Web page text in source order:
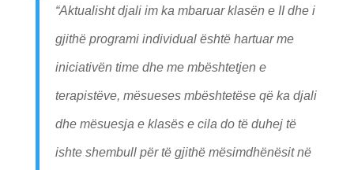
“Aktualisht djali im ka mbaruar klasën e II dhe i
gjithë programi individual është hartuar me
iniciativën time dhe me mbështetjen e
terapistëve, mësueses mbështetëse që ka djali
dhe mësuesja e klasës e cila do të duhej të
ishte shembull për të gjithë mësimdhënësit në